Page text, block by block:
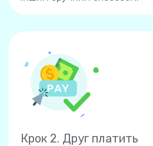
Крок 2. Друг платить